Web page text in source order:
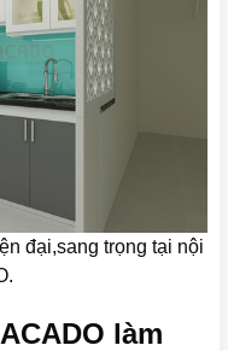
đại,sang trọng tại nội
làm